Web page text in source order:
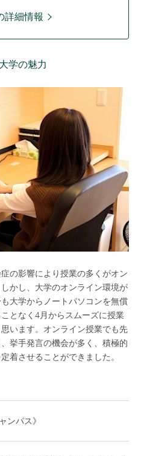
詳細情報
学の魅力
の影響により授業の多くがオン
かし、大学のオンライン環境が
大学からノートパソコンを無償
となく4月からスムーズに授業
います。オンライン授業でも先
挙手発言の機会が多く、積極的
着させることができました。
ンパス》